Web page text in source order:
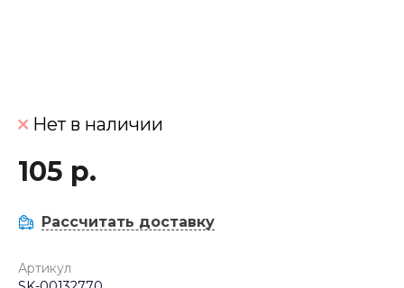
Нет в наличии
105 р.
Рассчитать доставку
Артикул